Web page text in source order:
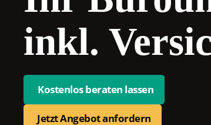
inkl.
Kostenlos beraten lassen
Jetzt Angebot anfordern